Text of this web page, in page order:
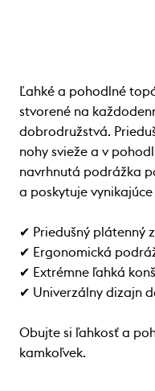
Ľahké a pohodlné
stvorené na
dobrodružstvá.
nohy svieže a v
navrhnutá podrážka
a poskytuje
✔ Priedušný plátenný
✔ Ergonomická
✔ Extrémne ľahká
✔ Univerzálny dizajn
Obujte si ľahkosť a
kamkoľvek.